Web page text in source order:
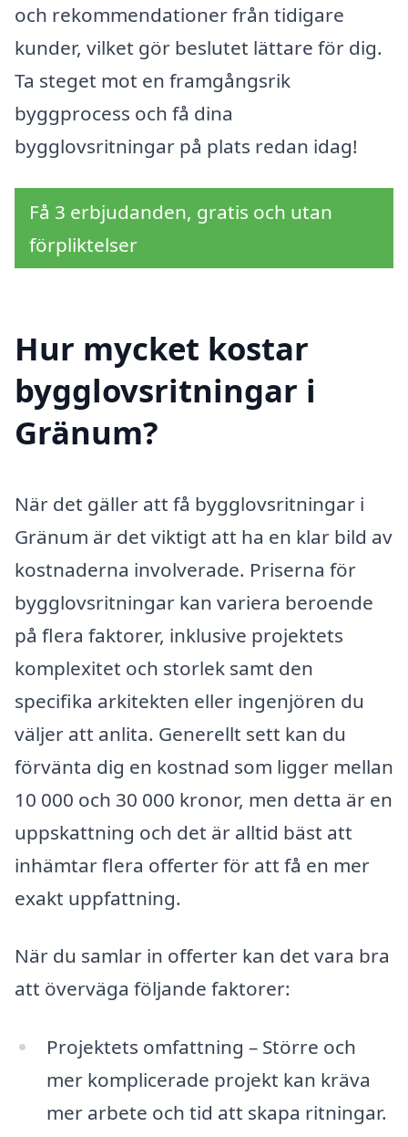
och rekommendationer från tidigare
kunder, vilket gör beslutet lättare för dig.
Ta steget mot en framgångsrik
byggprocess och få dina
bygglovsritningar på plats redan idag!
Få 3 erbjudanden, gratis och utan
förpliktelser
Hur mycket kostar
bygglovsritningar i
Gränum?
När det gäller att få bygglovsritningar i
Gränum är det viktigt att ha en klar bild av
kostnaderna involverade. Priserna för
bygglovsritningar kan variera beroende
på flera faktorer, inklusive projektets
komplexitet och storlek samt den
specifika arkitekten eller ingenjören du
väljer att anlita. Generellt sett kan du
förvänta dig en kostnad som ligger mellan
10 000 och 30 000 kronor, men detta är en
uppskattning och det är alltid bäst att
inhämtar flera offerter för att få en mer
exakt uppfattning.
När du samlar in offerter kan det vara bra
att överväga följande faktorer:
Projektets omfattning – Större och
mer komplicerade projekt kan kräva
mer arbete och tid att skapa ritningar.